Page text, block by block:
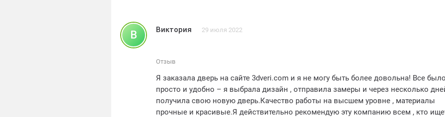
Короче говоря, рекомендую 3DVERI
В Виктория 29 июля 2022
Отзыв
Я заказала дверь на сайте 3dveri.com и я не могу быть более довольна! Все
просто и удобно – я выбрала дизайн , отправила замеры и через несколько
получила свою новую дверь.Качество работы на высшем уровне , материалы
прочные и красивые.Я действительно рекомендую эту компанию всем , кто